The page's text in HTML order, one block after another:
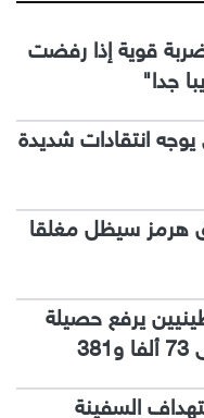
قوية إذا رفضت
جدا"
يوجه انتقادات شديدة
هرمز سيظل مغلقا
4 فلسطينيين يرفع حصيلة
السفينة